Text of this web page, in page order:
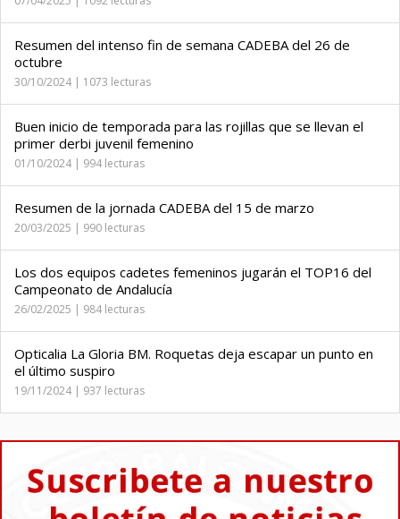
Resumen del intenso fin de semana CADEBA del 26 de
octubre
30/10/2024 | 1073 lecturas
Buen inicio de temporada para las rojillas que se llevan el
primer derbi juvenil femenino
01/10/2024 | 994 lecturas
Resumen de la jornada CADEBA del 15 de marzo
20/03/2025 | 990 lecturas
Los dos equipos cadetes femeninos jugarán el TOP16 del
Campeonato de Andalucía
26/02/2025 | 984 lecturas
Opticalia La Gloria BM. Roquetas deja escapar un punto en
el último suspiro
19/11/2024 | 937 lecturas